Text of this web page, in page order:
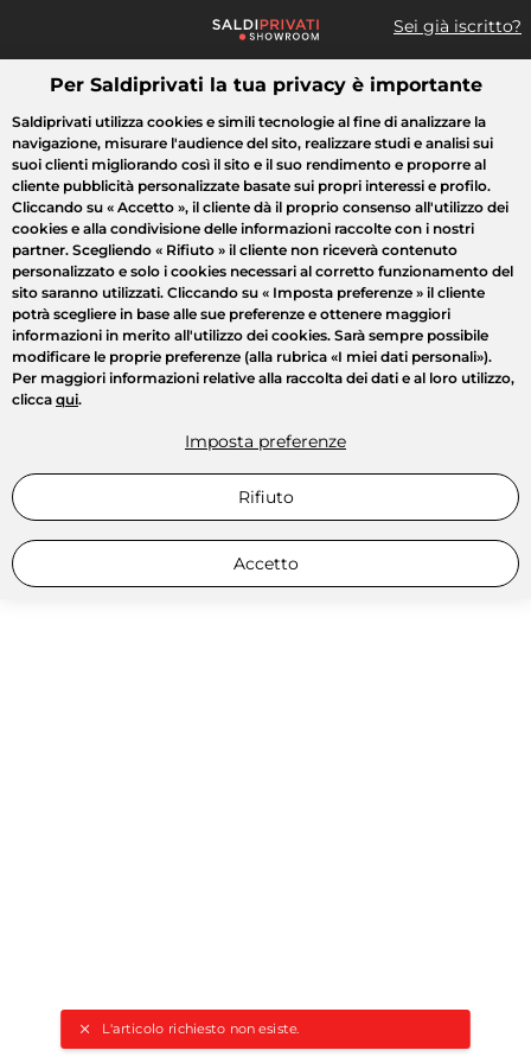
Sei già iscritto?
Cosa cerchi?
L'articolo richiesto non esiste.
Tutte le vendite Moda Casa Bellezza Elettrodomestici
Per Saldiprivati la tua privacy è importante
Saldiprivati utilizza cookies e simili tecnologie al fine di analizzare la
navigazione, misurare l'audience del sito, realizzare studi e analisi sui
suoi clienti migliorando così il sito e il suo rendimento e proporre al
cliente pubblicità personalizzate basate sui propri interessi e profilo.
Cliccando su « Accetto », il cliente dà il proprio consenso all'utilizzo dei
cookies e alla condivisione delle informazioni raccolte con i nostri
partner. Scegliendo « Rifiuto » il cliente non riceverà contenuto
personalizzato e solo i cookies necessari al corretto funzionamento del
sito saranno utilizzati. Cliccando su « Imposta preferenze » il cliente
potrà scegliere in base alle sue preferenze e ottenere maggiori
informazioni in merito all'utilizzo dei cookies. Sarà sempre possibile
modificare le proprie preferenze (alla rubrica «I miei dati personali»).
Per maggiori informazioni relative alla raccolta dei dati e al loro utilizzo,
clicca qui.
Imposta preferenze
Rifiuto
Accetto